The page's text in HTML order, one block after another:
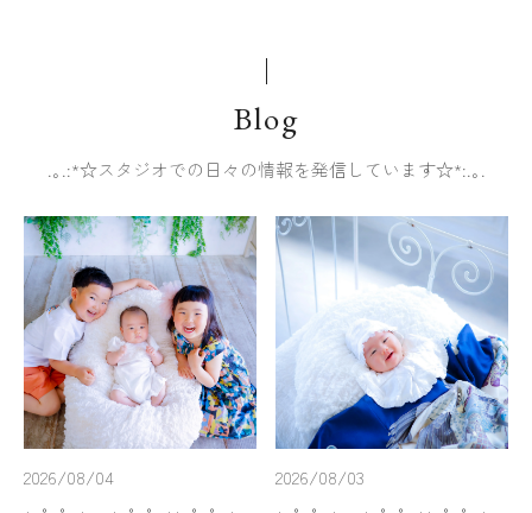
Blog
.｡.:*☆スタジオでの日々の情報を発信しています☆*:.｡.
2026/08/04
2026/08/03